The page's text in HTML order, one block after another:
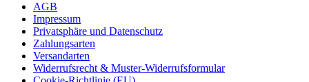
AGB
Impressum
Privatsphäre und Datenschutz
Zahlungsarten
Versandarten
Widerrufsrecht & Muster-Widerrufsformular